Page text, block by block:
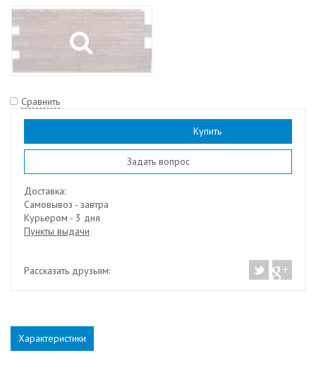
Сравнить
Купить
Задать вопрос
Доставка:
Самовывоз - завтра
Курьером - 3 дня
Пункты выдачи
Рассказать друзьям:
Характеристики